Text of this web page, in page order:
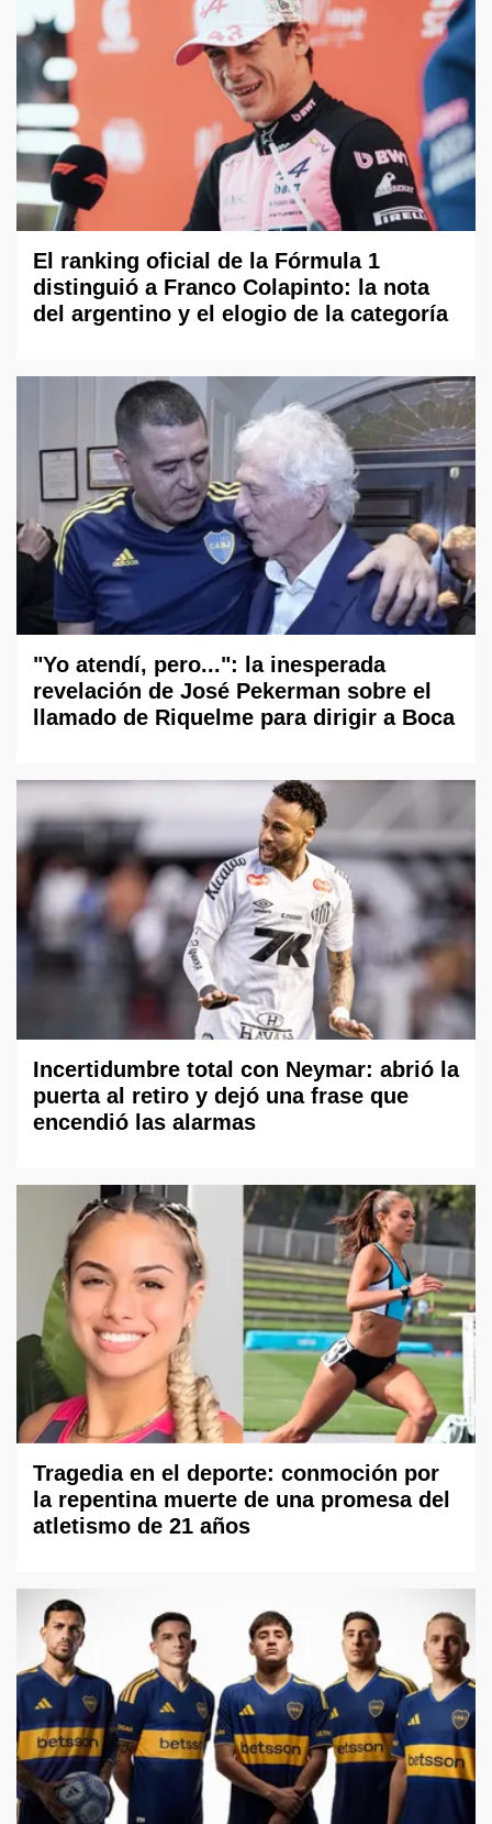
El ranking oficial de la Fórmula 1
distinguió a Franco Colapinto: la nota
del argentino y el elogio de la categoría
"Yo atendí, pero...": la inesperada
revelación de José Pekerman sobre el
llamado de Riquelme para dirigir a Boca
Incertidumbre total con Neymar: abrió la
puerta al retiro y dejó una frase que
encendió las alarmas
Tragedia en el deporte: conmoción por
la repentina muerte de una promesa del
atletismo de 21 años